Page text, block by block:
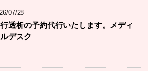
07/28
透析の予約代行いたします。メディ
デスク